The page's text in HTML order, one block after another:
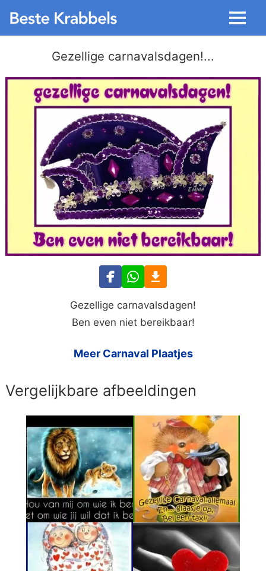
Menu
Gezellige carnavalsdagen!...
Gezellige carnavalsdagen!
Ben even niet bereikbaar!
Meer Carnaval Plaatjes
Vergelijkbare afbeeldingen